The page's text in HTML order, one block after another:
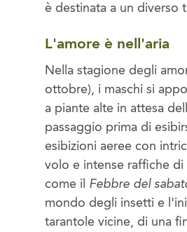
è destinata a un diverso
L'amore è nell'aria
Nella stagione degli
ottobre), i maschi si
a piante alte in attesa
passaggio prima di
esibizioni aeree con
volo e intense raffiche di
come il Febbre del
mondo degli insetti e
tarantole vicine, di una